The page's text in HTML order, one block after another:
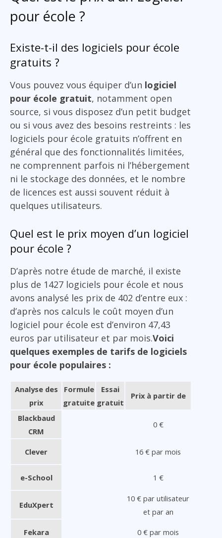
pour école ?
Existe-t-il des logiciels pour école
gratuits ?
Vous pouvez vous équiper d’un logiciel
pour école gratuit, notamment open
source, si vous disposez d’un petit budget
ou si vous avez des besoins restreints : les
logiciels pour école gratuits n’offrent en
général que des fonctionnalités limitées,
ne comprennent parfois ni l’hébergement
ni le stockage des données, et le nombre
de licences est aussi souvent réduit à
quelques utilisateurs.
Quel est le prix moyen d’un logiciel
pour école ?
D’après notre étude de marché, il existe
plus de 1427 logiciels pour école et nous
avons analysé les prix de 402 d’entre eux :
d’après nos calculs le coût moyen d’un
logiciel pour école est d’environ 47,43
euros par utilisateur et par mois.Voici
quelques exemples de tarifs de logiciels
pour école populaires :
Analyse des
prix
Formule
gratuite
Essai
gratuit
Prix à partir de
Blackbaud
CRM
0 €
Clever 16 € par mois
e-School 1 €
EduXpert
10 € par utilisateur
et par an
Fekara 0 € par mois